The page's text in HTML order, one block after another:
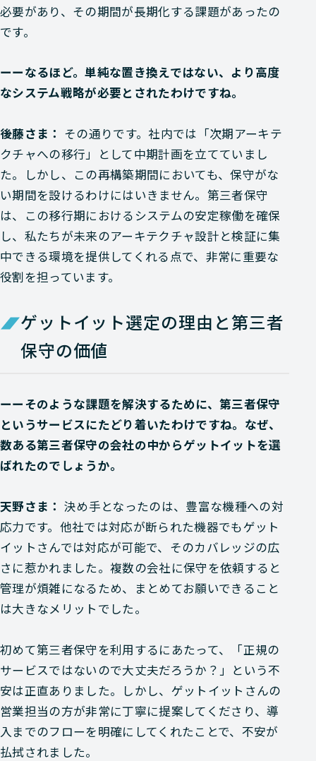
必要があり、その期間が長期化する課題があったの
です。
ーーなるほど。単純な置き換えではない、より高度
なシステム戦略が必要とされたわけですね。
後藤さま： その通りです。社内では「次期アーキテ
クチャへの移行」として中期計画を立てていまし
た。しかし、この再構築期間においても、保守がな
い期間を設けるわけにはいきません。第三者保守
は、この移行期におけるシステムの安定稼働を確保
し、私たちが未来のアーキテクチャ設計と検証に集
中できる環境を提供してくれる点で、非常に重要な
役割を担っています。
ゲットイット選定の理由と第三者
保守の価値
ーーそのような課題を解決するために、第三者保守
というサービスにたどり着いたわけですね。なぜ、
数ある第三者保守の会社の中からゲットイットを選
ばれたのでしょうか。
天野さま： 決め手となったのは、豊富な機種への対
応力です。他社では対応が断られた機器でもゲット
イットさんでは対応が可能で、そのカバレッジの広
さに惹かれました。複数の会社に保守を依頼すると
管理が煩雑になるため、まとめてお願いできること
は大きなメリットでした。
初めて第三者保守を利用するにあたって、「正規の
サービスではないので大丈夫だろうか？」という不
安は正直ありました。しかし、ゲットイットさんの
営業担当の方が非常に丁寧に提案してくださり、導
入までのフローを明確にしてくれたことで、不安が
払拭されました。